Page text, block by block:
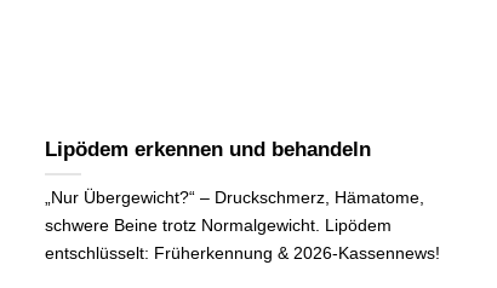
Lipödem erkennen und behandeln
„Nur Übergewicht?“ – Druckschmerz, Hämatome,
schwere Beine trotz Normalgewicht. Lipödem
entschlüsselt: Früherkennung & 2026-Kassennews!